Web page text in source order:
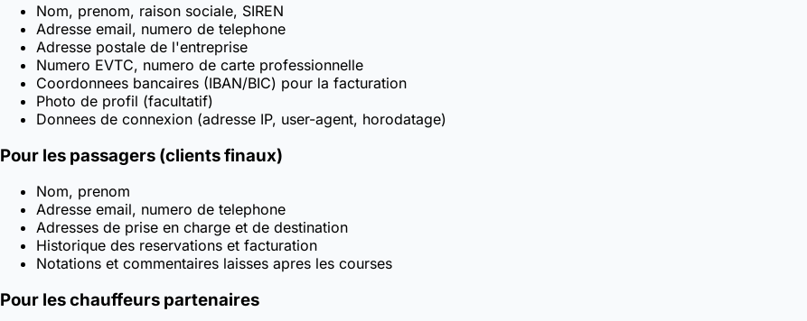
Nom, prenom, raison sociale, SIREN
Adresse email, numero de telephone
Adresse postale de l'entreprise
Numero EVTC, numero de carte professionnelle
Coordonnees bancaires (IBAN/BIC) pour la facturation
Photo de profil (facultatif)
Donnees de connexion (adresse IP, user-agent, horodatage)
Pour les passagers (clients finaux)
Nom, prenom
Adresse email, numero de telephone
Adresses de prise en charge et de destination
Historique des reservations et facturation
Notations et commentaires laisses apres les courses
Pour les chauffeurs partenaires